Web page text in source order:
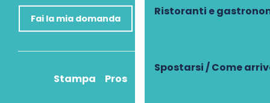
Ristoranti e
Spostarsi / Come
Fai la mia domanda
Stampa Pros